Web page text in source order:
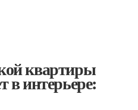
квартиры
в интерьере: